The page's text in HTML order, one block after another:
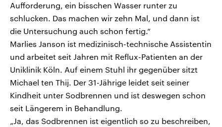
Aufforderung, ein bisschen Wasser runter zu
schlucken. Das machen wir zehn Mal, und dann ist
die Untersuchung auch schon fertig.“
Marlies Janson ist medizinisch-technische Assistentin
und arbeitet seit Jahren mit Reflux-Patienten an der
Uniklinik Köln. Auf einem Stuhl ihr gegenüber sitzt
Michael ten Thij. Der 31-Jährige leidet seit seiner
Kindheit unter Sodbrennen und ist deswegen schon
seit Längerem in Behandlung.
„Ja, das Sodbrennen ist eigentlich so zu beschreiben,